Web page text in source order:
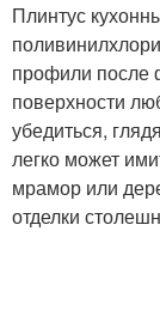
Плинтус
профили после
поверхности
убедиться,
легко может
мрамор или
отделки